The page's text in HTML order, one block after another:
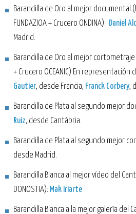
Barandilla de Oro al mejor documental
FUNDAZIOA + Crucero ONDINA): Daniel
Madrid.
Barandilla de Oro al mejor cortometraje
+ Crucero OCEANIC) En representación
Gautier, desde Francia, Franck Corbery,
Barandilla de Plata al segundo mejor
Ruiz, desde Cantábria.
Barandilla de Plata al segundo mejor
desde Madrid.
Barandilla Blanca al mejor vídeo del
DONOSTIA): Mak Iriarte
Barandilla Blanca a la mejor galería del